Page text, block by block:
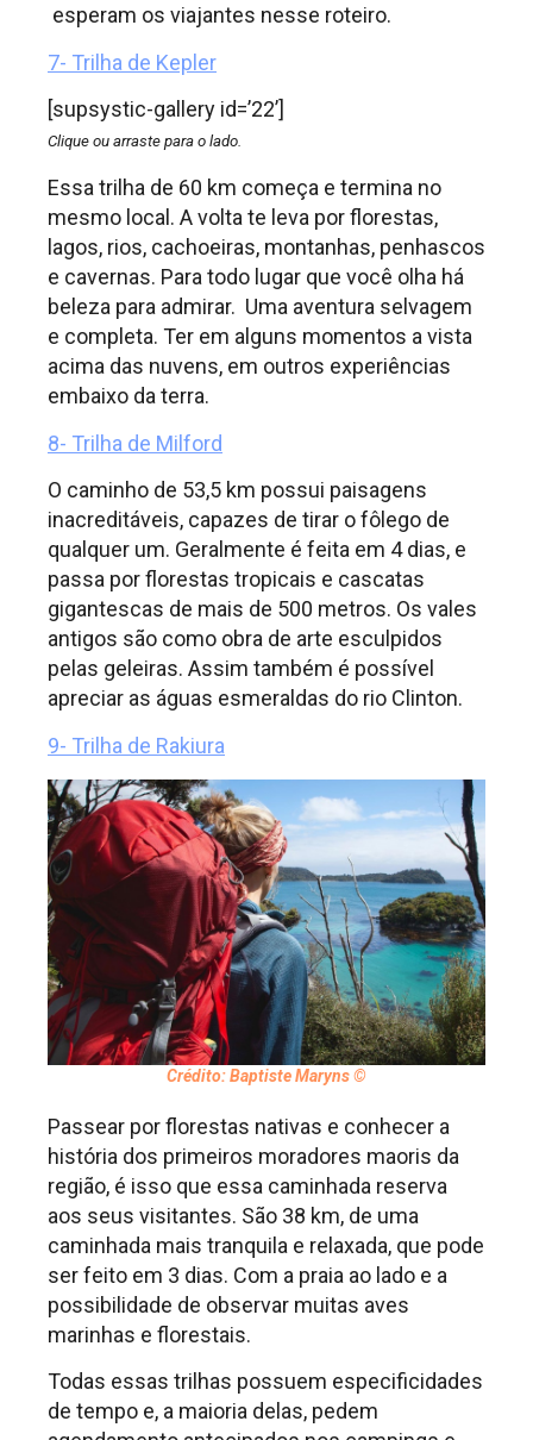
esperam os viajantes nesse roteiro.
7- Trilha de Kepler
[supsystic-gallery id=’22’]
Clique ou arraste para o lado.
Essa trilha de 60 km começa e termina no
mesmo local. A volta te leva por florestas,
lagos, rios, cachoeiras, montanhas, penhascos
e cavernas. Para todo lugar que você olha há
beleza para admirar. Uma aventura selvagem
e completa. Ter em alguns momentos a vista
acima das nuvens, em outros experiências
embaixo da terra.
8- Trilha de Milford
O caminho de 53,5 km possui paisagens
inacreditáveis, capazes de tirar o fôlego de
qualquer um. Geralmente é feita em 4 dias, e
passa por florestas tropicais e cascatas
gigantescas de mais de 500 metros. Os vales
antigos são como obra de arte esculpidos
pelas geleiras. Assim também é possível
apreciar as águas esmeraldas do rio Clinton.
9- Trilha de Rakiura
Crédito: Baptiste Maryns ©
Passear por florestas nativas e conhecer a
história dos primeiros moradores maoris da
região, é isso que essa caminhada reserva
aos seus visitantes. São 38 km, de uma
caminhada mais tranquila e relaxada, que pode
ser feito em 3 dias. Com a praia ao lado e a
possibilidade de observar muitas aves
marinhas e florestais.
Todas essas trilhas possuem especificidades
de tempo e, a maioria delas, pedem